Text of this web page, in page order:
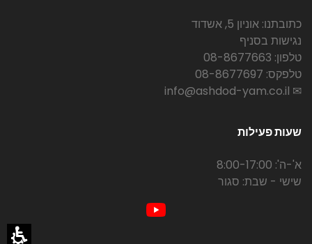
כתובתנו: אוניון 5, אשדוד
נגישות בסניף
טלפון: 08-8677663
טלפקס: 08-8677697
✉ info@ashdod-yam.co.il
שעות פעילות
א'-ה': 8:00-17:00
שישי - שבת: סגור